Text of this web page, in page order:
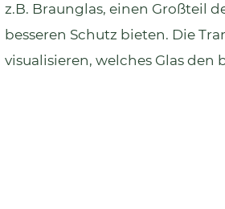
z.B. Braunglas, einen Großteil
besseren Schutz bieten. Die
visualisieren, welches Glas